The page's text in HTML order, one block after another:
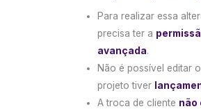
Para realizar essa
precisa ter a
avançada.
Não é possível editar
projeto tiver
A troca de cliente não